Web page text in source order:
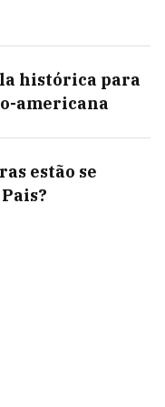
histórica para
americana
estão se